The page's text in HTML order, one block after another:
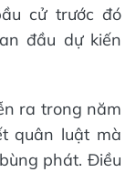
cử trước đó
đầu dự kiến
ra trong năm
quân luật mà
phát. Điều